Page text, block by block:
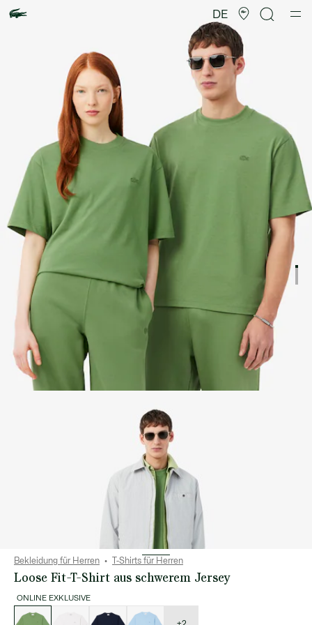
DE
Bekleidung für Herren T-Shirts für Herren
Loose Fit-T-Shirt aus schwerem Jersey
ONLINE EXKLUSIVE
der
Varianten